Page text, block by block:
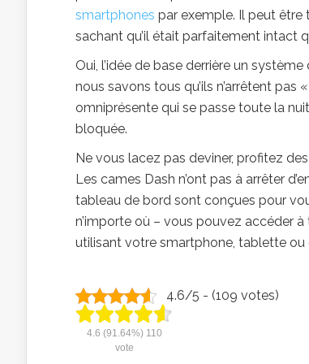
smartphones par exemple. Il peut
sachant qu’il était parfaitement intact
Oui, l’idée de base derrière un
nous savons tous qu’ils n’arrêtent
omniprésente qui se passe toute la
bloquée.
Ne vous lacez pas deviner, profitez
Les cames Dash n’ont pas à arrêter
tableau de bord sont conçues pour
n’importe où – vous pouvez accéder
utilisant votre smartphone, tablette ou
4.6/5 - (109 votes)
4.6 (91.64%) 110
vote